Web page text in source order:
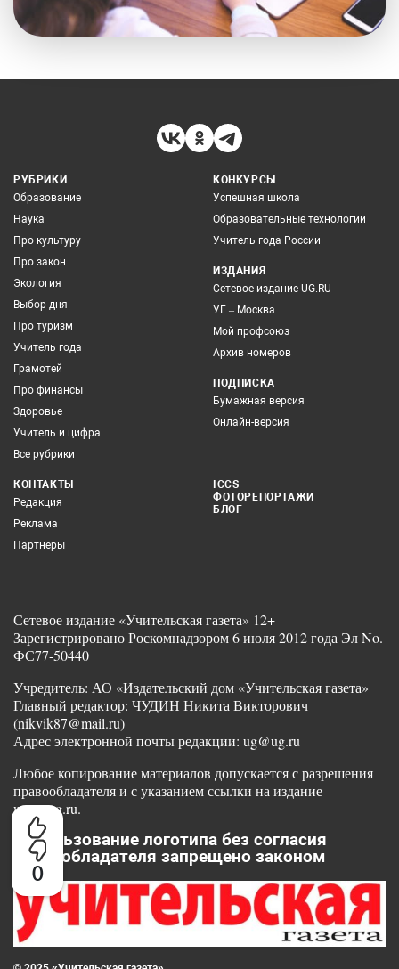
0
РУБРИКИ
Образование
Наука
Про культуру
Про закон
Экология
Выбор дня
Про туризм
Учитель года
Грамотей
Про финансы
Здоровье
Учитель и цифра
Все рубрики
КОНКУРСЫ
Успешная школа
Образовательные технологии
Учитель года России
ИЗДАНИЯ
Сетевое издание UG.RU
УГ – Москва
Мой профсоюз
Архив номеров
ПОДПИСКА
Бумажная версия
Онлайн-версия
КОНТАКТЫ
Редакция
Реклама
Партнеры
ICCS
ФОТОРЕПОРТАЖИ
БЛОГ
Сетевое издание «Учительская газета» 12+
Зарегистрировано Роскомнадзором 6 июля 2012 года Эл No.
ФС77-50440
Учредитель: АО «Издательский дом «Учительская газета»
Главный редактор: ЧУДИН Никита Викторович
(nikvik87@mail.ru)
Адрес электронной почты редакции: ug@ug.ru
Любое копирование материалов допускается с разрешения
правообладателя и с указанием ссылки на издание
www.ug.ru.
Использование логотипа без согласия
правообладателя запрещено законом